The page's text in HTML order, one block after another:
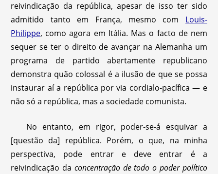
reivindicação da república, apesar de isso ter sido
admitido tanto em França, mesmo com Louis-
Philippe, como agora em Itália. Mas o facto de nem
sequer se ter o direito de avançar na Alemanha um
programa de partido abertamente republicano
demonstra quão colossal é a ilusão de que se possa
instaurar aí a república por via cordialo-pacífica — e
não só a república, mas a sociedade comunista.
No entanto, em rigor, poder-se-á esquivar a
[questão da] república. Porém, o que, na minha
perspectiva, pode entrar e deve entrar é a
reivindicação da concentração de todo o poder político